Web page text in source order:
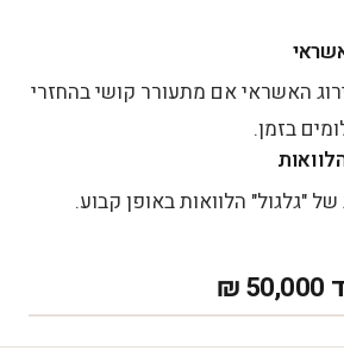
האשראי אם מתעורר קושי בהחזרי
בזמן.
"גלגול" הלוואות באופן קבוע.